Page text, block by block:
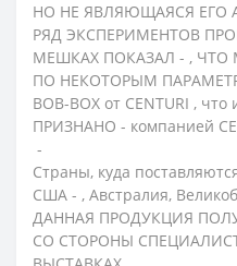
НО НЕ ЯВЛЯЮЩАЯСЯ ЕГО
РЯД ЭКСПЕРИМЕНТОВ
МЕШКАХ ПОКАЗАЛ - , ЧТО
ПО НЕКОТОРЫМ
BOB-BOX от CENTURI ,
ПРИЗНАНО - компанией
-
Страны, куда
США - , Австралия,
ДАННАЯ ПРОДУКЦИЯ
СО СТОРОНЫ